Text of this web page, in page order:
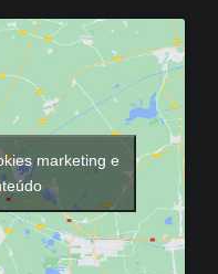
marketing e